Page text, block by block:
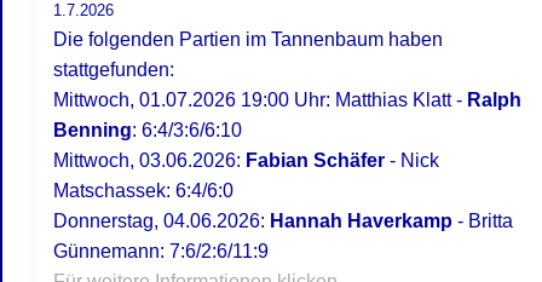
1.7.2026
Die folgenden Partien im Tannenbaum haben
stattgefunden:
Mittwoch, 01.07.2026 19:00 Uhr: Matthias Klatt - Ralph
Benning: 6:4/3:6/6:10
Mittwoch, 03.06.2026: Fabian Schäfer- Nick
Matschassek: 6:4/6:0
Donnerstag, 04.06.2026: Hannah Haverkamp- Britta
Günnemann: 7:6/2:6/11:9